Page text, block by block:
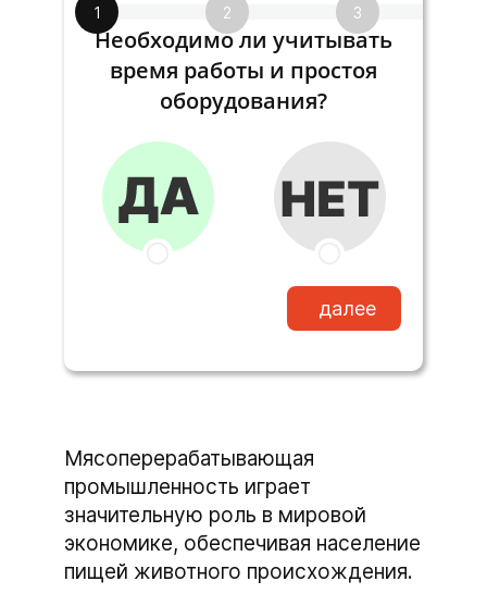
1 2 3
Необходимо ли учитывать
время работы и простоя
оборудования?
далее
Мясоперерабатывающая
промышленность играет
значительную роль в мировой
экономике, обеспечивая население
пищей животного происхождения.